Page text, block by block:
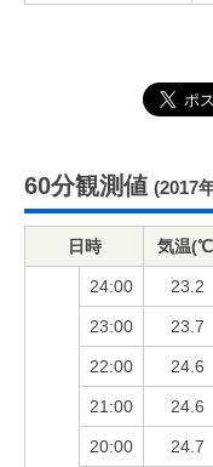
60分観測値 (2017
日時 気温
24:00 23.2
23:00 23.7
22:00 24.6
21:00 24.6
20:00 24.7